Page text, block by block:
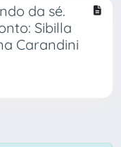
da sé.
Sibilla
Carandini